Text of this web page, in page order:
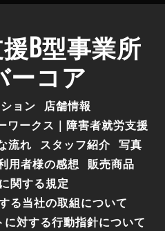
B型事業所
ーコア
ョン 店舗情報
ワークス｜障害者就労支援
流れ スタッフ紹介 写真
用者様の感想 販売商品
関する規定
る当社の取組について
対する行動指針について